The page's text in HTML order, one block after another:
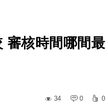
審核時間哪間最
34
0 0